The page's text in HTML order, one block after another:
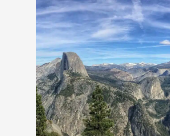
Travel